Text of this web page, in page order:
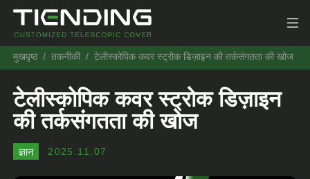
मुखपृष्ठ तकनीकी टेलीस्कोपिक कवर स्ट्रोक डिज़ाइन की तर्कसंगतता की खोज
टेलीस्कोपिक कवर स्ट्रोक डिज़ाइन
की तर्कसंगतता की खोज
2025.11.07
ज्ञान